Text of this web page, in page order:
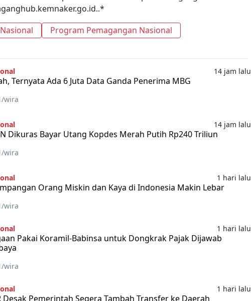
Program Pemagangan Nasional
14 jam lalu
Ternyata Ada 6 Juta Data Ganda Penerima MBG
wira
14 jam lalu
Dikuras Bayar Utang Kopdes Merah Putih Rp240 Triliun
wira
1 hari lalu
Orang Miskin dan Kaya di Indonesia Makin Lebar
wira
1 hari lalu
Pakai Koramil-Babinsa untuk Dongkrak Pajak Dijawab
wira
1 hari lalu
Desak Pemerintah Segera Tambah Transfer ke Daerah